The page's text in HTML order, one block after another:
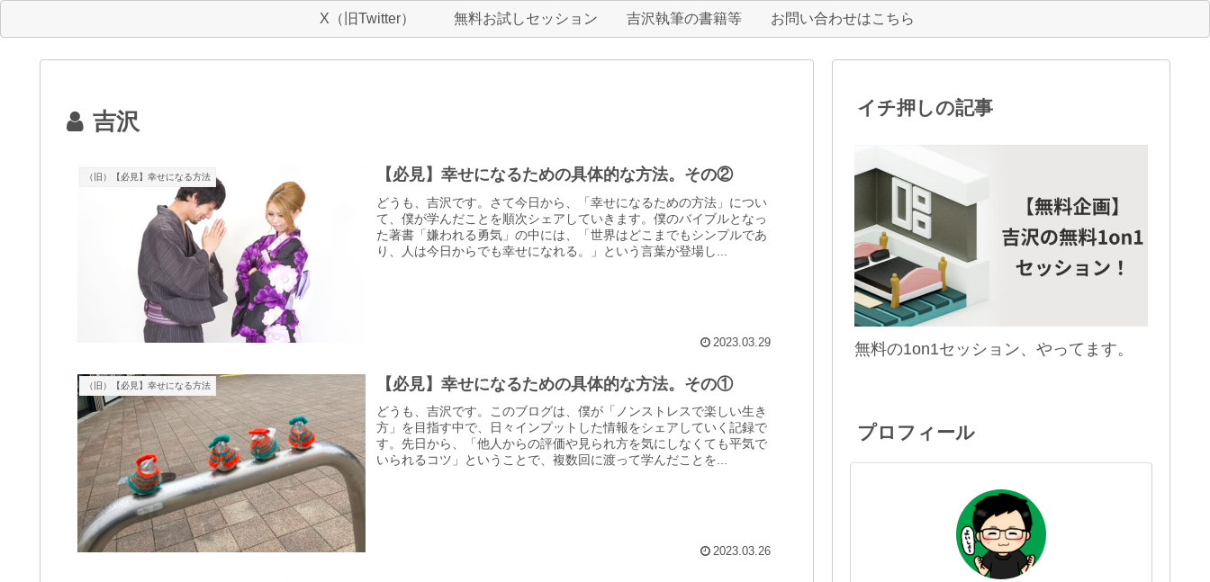
X（旧Twitter） 無料お試しセッション 吉沢執筆の書籍等 お問い合わせはこちら
吉沢
（旧）【必見】幸せになる方法 【必見】幸せになるための具体的な方法。その②
どうも、吉沢です。さて今日から、「幸せになるための方法」につい
て、僕が学んだことを順次シェアしていきます。僕のバイブルとなっ
た著書「嫌われる勇気」の中には、「世界はどこまでもシンプルであ
り、人は今日からでも幸せになれる。」という言葉が登場し...
2023.03.29
（旧）【必見】幸せになる方法 【必見】幸せになるための具体的な方法。その①
どうも、吉沢です。このブログは、僕が「ノンストレスで楽しい生き
方」を目指す中で、日々インプットした情報をシェアしていく記録で
す。先日から、「他人からの評価や見られ方を気にしなくても平気で
いられるコツ」ということで、複数回に渡って学んだことを...
2023.03.26
イチ押しの記事
無料の1on1セッション、やってます。
プロフィール